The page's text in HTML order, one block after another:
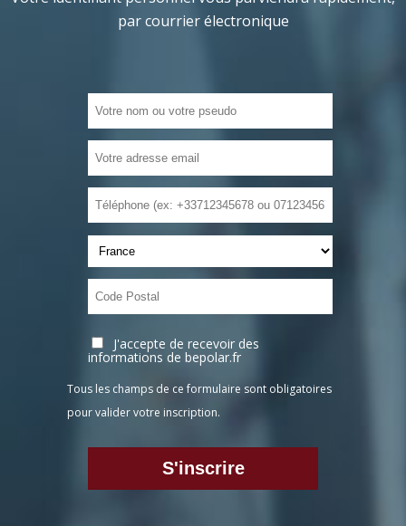
par courrier électronique
J'accepte de recevoir des
informations de bepolar.fr
Tous les champs de ce formulaire sont obligatoires
pour valider votre inscription.